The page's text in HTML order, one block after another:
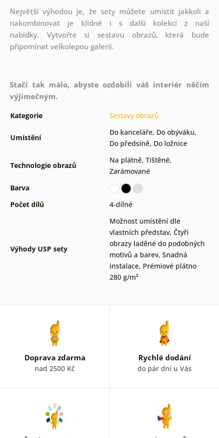
Největší výhodou je, že sety můžete umístit jakkoli a
nakombinovat je klidně i s další kolekcí z naší
nabídky. Vytvořte si sestavu obrazů, která bude
připomínat velkolepou galerii.
Stačí tak málo, abyste ozdobili váš interiér něčím
výjimečným.
Kategorie Sestavy obrazů
Umístění
Do kanceláře, Do obýváku,
Do předsíně, Do ložnice
Technologie obrazů
Na plátně, Tištěné,
Zarámované
Barva
Počet dílů
4-dílné
Výhody USP sety
Možnost umístění dle
vlastních představ, Čtyři
obrazy laděné do podobných
motivů a barev, Snadná
instalace, Prémiové plátno
280 g/m²
Doprava zdarma
nad 2500 Kč
Rychlé dodání
do pár dní u Vás